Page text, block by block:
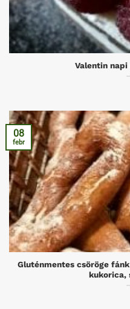
Valentin
Gluténmentes csöröge
kukorica,
08
febr